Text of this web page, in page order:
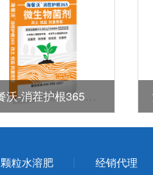
海餐沃-消茬护根365（微生物菌剂）
颗粒水溶肥 经销代理